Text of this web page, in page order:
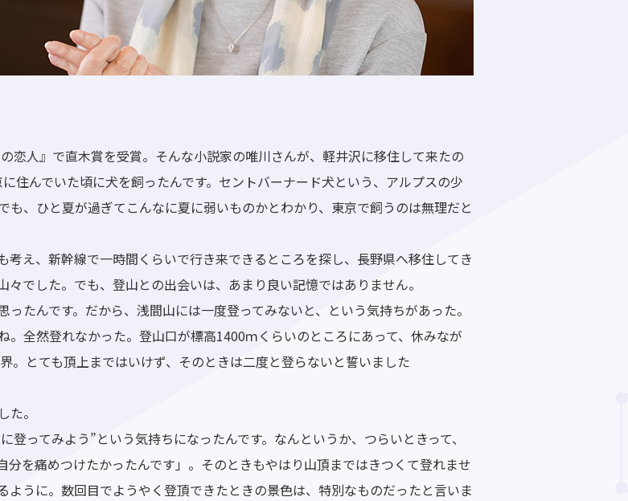
恋人』で直木賞を受賞。そんな小説家の唯川さんが、軽井沢に移住して来たの
住んでいた頃に犬を飼ったんです。セントバーナード犬という、アルプスの少
、ひと夏が過ぎてこんなに夏に弱いものかとわかり、東京で飼うのは無理だと
え、新幹線で一時間くらいで行き来できるところを探し、長野県へ移住してき
でした。でも、登山との出会いは、あまり良い記憶ではありません。
たんです。だから、浅間山には一度登ってみないと、という気持ちがあった。
全然登れなかった。登山口が標高1400ｍくらいのところにあって、休みなが
。とても頂上まではいけず、そのときは二度と登らないと誓いました
。
登ってみよう”という気持ちになったんです。なんというか、つらいときって、
を痛めつけたかったんです」。そのときもやはり山頂まではきつくて登れませ
うに。数回目でようやく登頂できたときの景色は、特別なものだったと言いま